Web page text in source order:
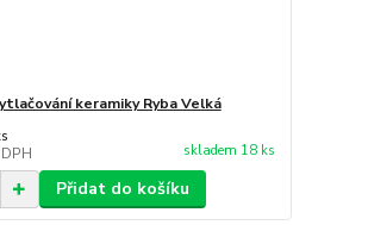
keramiky Ryba Velká
skladem 18 ks
Přidat do košíku